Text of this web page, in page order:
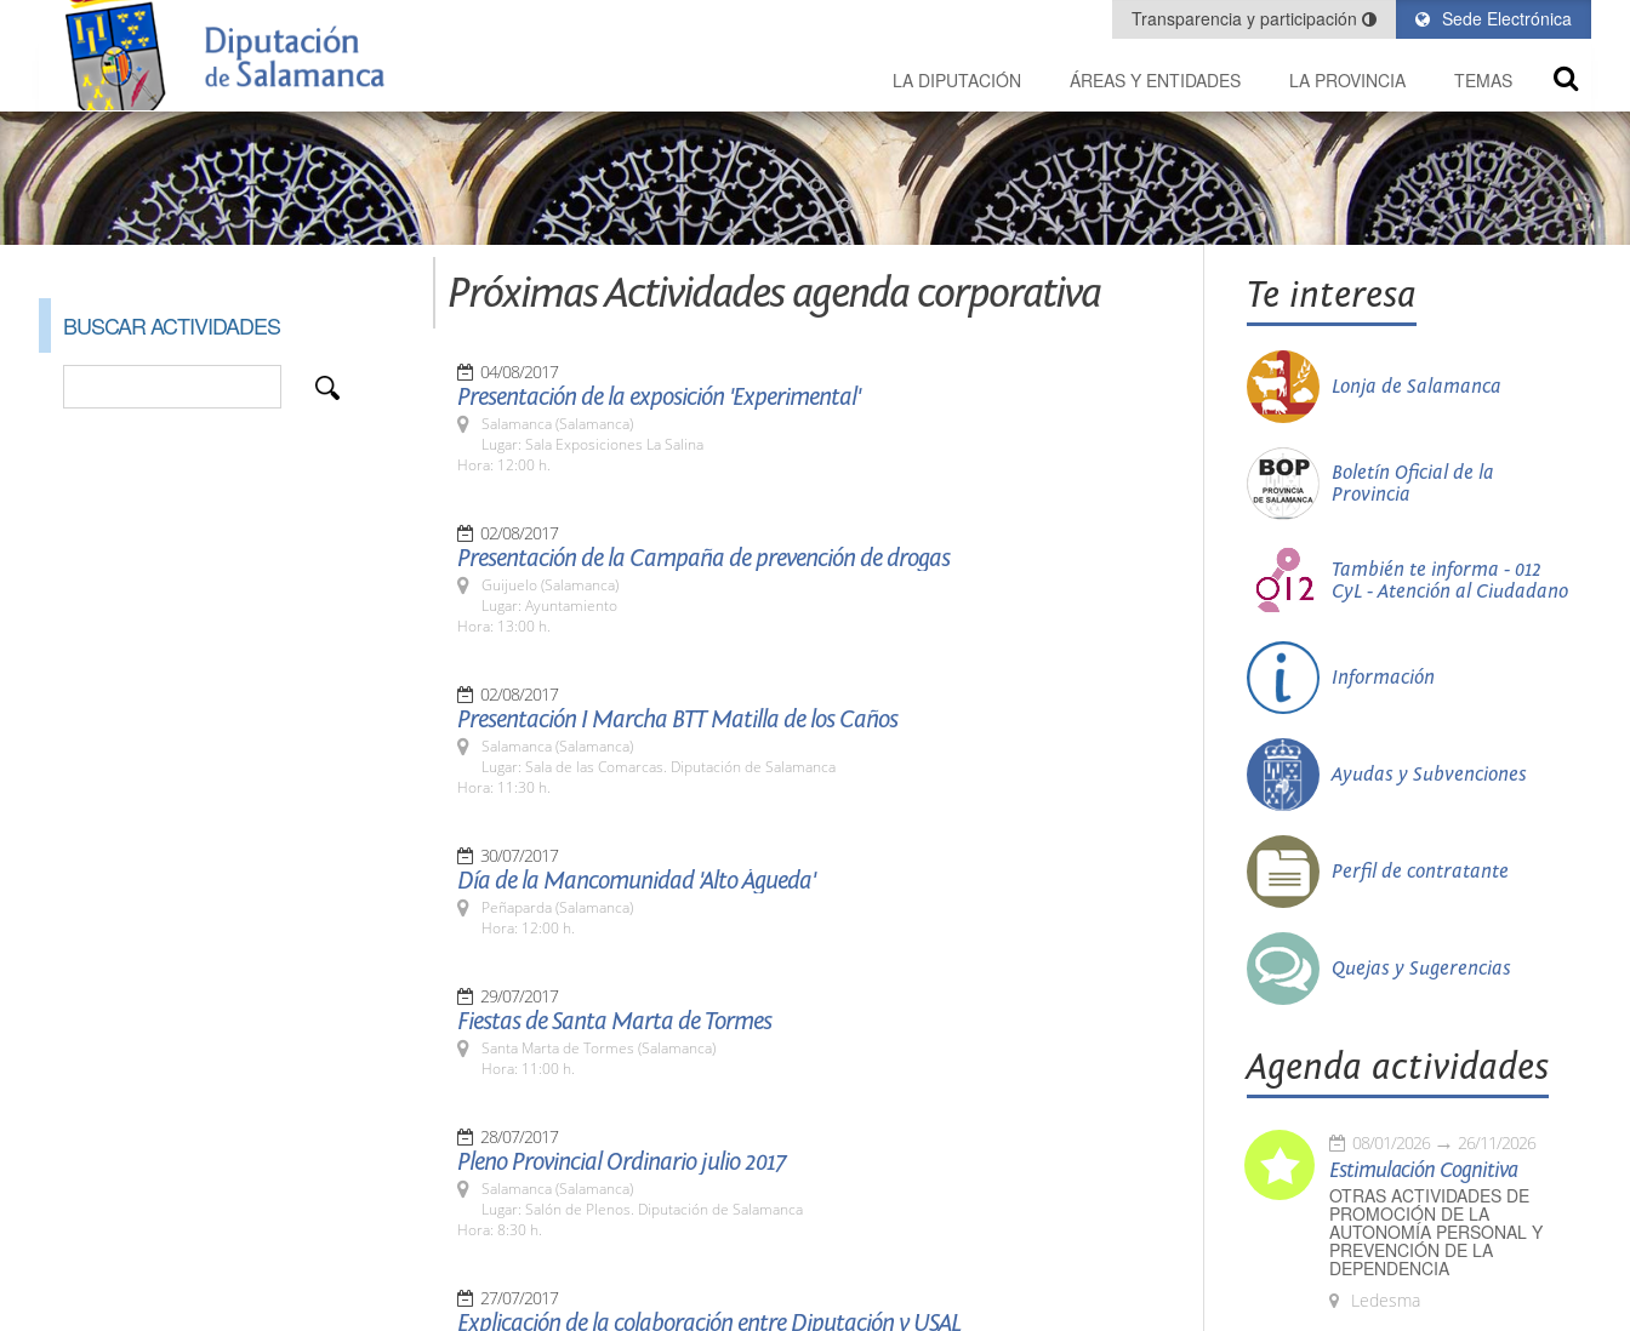
Sede Electrónica
Transparencia y participación
LA DIPUTACIÓN ÁREAS Y ENTIDADES LA PROVINCIA TEMAS
BUSCAR ACTIVIDADES
Próximas Actividades agenda corporativa
04/08/2017
Presentación de la exposición 'Experimental'
Salamanca (Salamanca)
Lugar: Sala Exposiciones La Salina
Hora: 12:00 h.
02/08/2017
Presentación de la Campaña de prevención de drogas
Guijuelo (Salamanca)
Lugar: Ayuntamiento
Hora: 13:00 h.
02/08/2017
Presentación I Marcha BTT Matilla de los Caños
Salamanca (Salamanca)
Lugar: Sala de las Comarcas. Diputación de Salamanca
Hora: 11:30 h.
30/07/2017
Día de la Mancomunidad 'Alto Águeda'
Peñaparda (Salamanca)
Hora: 12:00 h.
29/07/2017
Fiestas de Santa Marta de Tormes
Santa Marta de Tormes (Salamanca)
Hora: 11:00 h.
28/07/2017
Pleno Provincial Ordinario julio 2017
Salamanca (Salamanca)
Lugar: Salón de Plenos. Diputación de Salamanca
Hora: 8:30 h.
27/07/2017
Explicación de la colaboración entre Diputación y USAL
Te interesa
Lonja de Salamanca
Boletín Oficial de la
Provincia
También te informa - 012
CyL - Atención al Ciudadano
Información
Ayudas y Subvenciones
Perfil de contratante
Quejas y Sugerencias
Agenda actividades
08/01/2026 26/11/2026
Estimulación Cognitiva
OTRAS ACTIVIDADES DE
PROMOCIÓN DE LA
AUTONOMÍA PERSONAL Y
PREVENCIÓN DE LA
DEPENDENCIA
Ledesma